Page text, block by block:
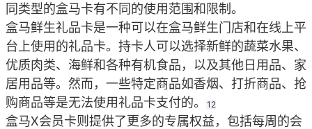
同类型的盒马卡有不同的使用范围和限制。
盒马鲜生礼品卡是一种可以在盒马鲜生门店和在线上平
台上使用的礼品卡。持卡人可以选择新鲜的蔬菜水果、
优质肉类、海鲜和各种有机食品，以及其他日用品、家
居用品等。然而，一些特定商品如香烟、打折商品、抢
购商品等是无法使用礼品卡支付的。‌
12
盒马X会员卡则提供了更多的专属权益，包括每周的会